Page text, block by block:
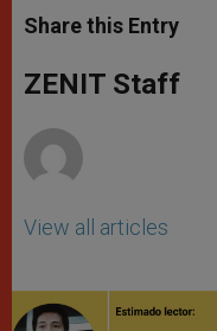
t
s
p
p
s
e
g
e
e
b
o
k
Share this Entry
ZENIT Staff
View all articles